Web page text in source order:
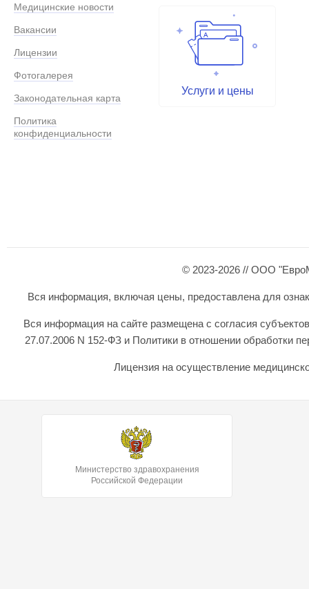
Медицинские новости
Вакансии
Лицензии
Фотогалерея
Законодательная карта
Политика
конфиденциальности
Услуги и цены
© 2023-2026 // ООО
Вся информация, включая цены, предоставлена для
Вся информация на сайте размещена с согласия
27.07.2006 N 152-ФЗ и Политики в отношении обработки
Лицензия на осуществление
Министерство здравохранения
Российской Федерации